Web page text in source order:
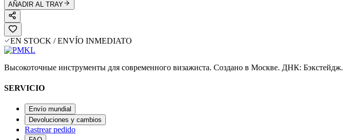
AÑADIR AL TRAY
EN STOCK / ENVÍO INMEDIATO
Высокоточные инструменты для современного визажиста. Создано в Москве. ДНК: Бэкстейдж.
SERVICIO
Envío mundial
Devoluciones y cambios
Rastrear pedido